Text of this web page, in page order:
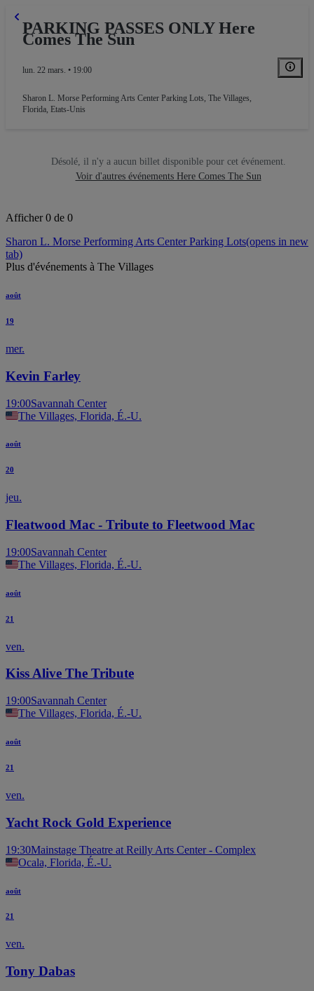
PARKING PASSES ONLY Here
Comes The Sun
lun. 22 mars. • 19:00
Sharon L. Morse Performing Arts Center Parking Lots, The Villages,
Florida, Etats-Unis
Désolé, il n'y a aucun billet disponible pour cet événement.
Voir d'autres événements Here Comes The Sun
Afficher 0 de 0
Sharon L. Morse Performing Arts Center Parking Lots(opens in new
tab)
Plus d'événements à The Villages
août
19
mer.
Kevin Farley
19:00Savannah Center
The Villages, Florida, É.-U.
août
20
jeu.
Fleatwood Mac - Tribute to Fleetwood Mac
19:00Savannah Center
The Villages, Florida, É.-U.
août
21
ven.
Kiss Alive The Tribute
19:00Savannah Center
The Villages, Florida, É.-U.
août
21
ven.
Yacht Rock Gold Experience
19:30Mainstage Theatre at Reilly Arts Center - Complex
Ocala, Florida, É.-U.
août
21
ven.
Tony Dabas